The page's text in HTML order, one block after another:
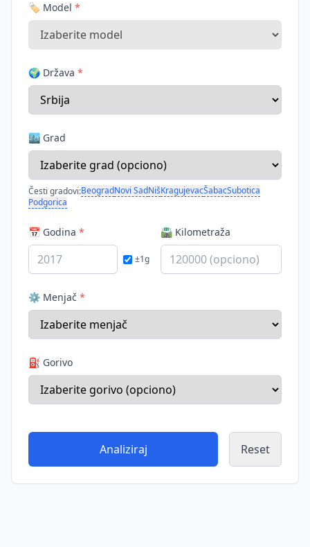
🏷️ Model *
🌍 Država *
🏙️ Grad
Česti gradovi:BeogradNovi SadNišKragujevacŠabacSubotica
Podgorica
📅 Godina *
±1g
🛣️ Kilometraža
⚙️ Menjač *
⛽ Gorivo
Analiziraj Reset